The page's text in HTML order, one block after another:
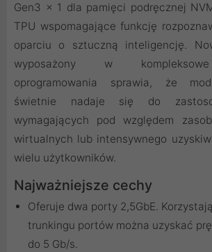
Gen3 x 1 dla pamięci podręcznej
TPU wspomagające funkcję
oparciu o sztuczną inteligencję.
wyposażony w
oprogramowania sprawia, że
świetnie nadaje się do
wymagających pod względem
wirtualnych lub intensywnego
wielu użytkowników.
Najważniejsze cechy
Oferuje dwa porty 2,5GbE.
trunkingu portów można uzyskać
do 5 Gb/s.